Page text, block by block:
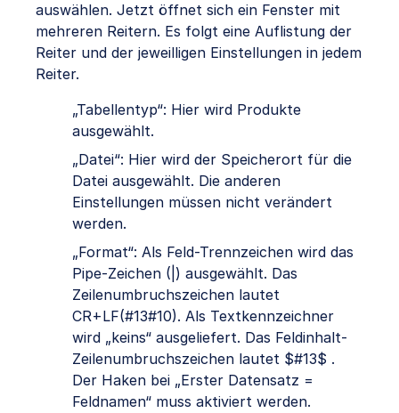
auswählen. Jetzt öffnet sich ein Fenster mit
mehreren Reitern. Es folgt eine Auflistung der
Reiter und der jeweilligen Einstellungen in jedem
Reiter.
„Tabellentyp“: Hier wird Produkte
ausgewählt.
„Datei“: Hier wird der Speicherort für die
Datei ausgewählt. Die anderen
Einstellungen müssen nicht verändert
werden.
„Format“: Als Feld-Trennzeichen wird das
Pipe-Zeichen (|) ausgewählt. Das
Zeilenumbruchszeichen lautet
CR+LF(#13#10). Als Textkennzeichner
wird „keins“ ausgeliefert. Das Feldinhalt-
Zeilenumbruchszeichen lautet $#13$ .
Der Haken bei „Erster Datensatz =
Feldnamen“ muss aktiviert werden.